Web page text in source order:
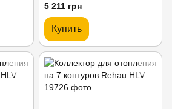
5 211 грн
Купить